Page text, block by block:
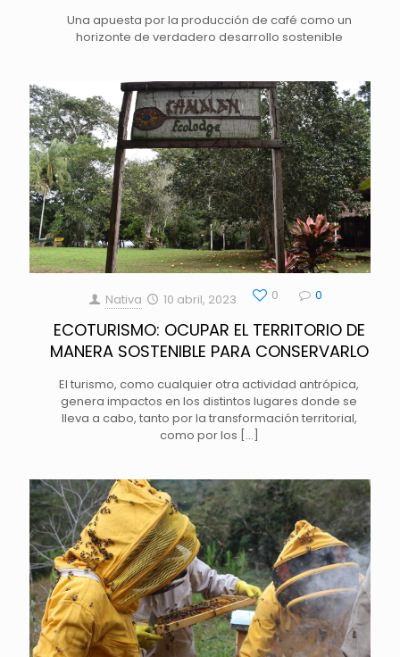
Una apuesta por la producción de café como un
horizonte de verdadero desarrollo sostenible
Nativa 10 abril, 2023 0 0
ECOTURISMO: OCUPAR EL TERRITORIO DE
MANERA SOSTENIBLE PARA CONSERVARLO
El turismo, como cualquier otra actividad antrópica,
genera impactos en los distintos lugares donde se
lleva a cabo, tanto por la transformación territorial,
como por los […]